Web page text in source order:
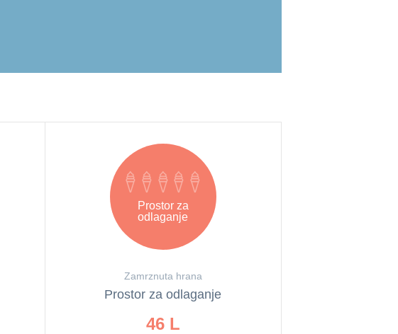
Prostor za
odlaganje
Zamrznuta hrana
Prostor za odlaganje
46 L